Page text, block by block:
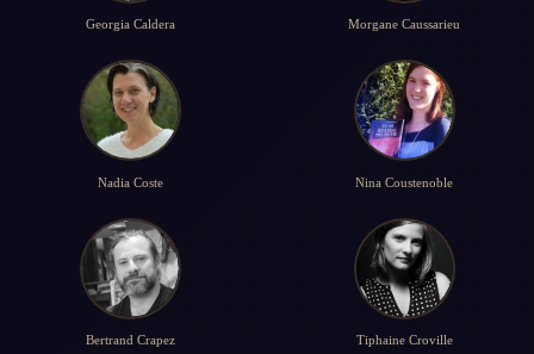
Georgia Caldera Morgane Caussarieu
Nadia Coste Nina Coustenoble
Bertrand Crapez Tiphaine Croville